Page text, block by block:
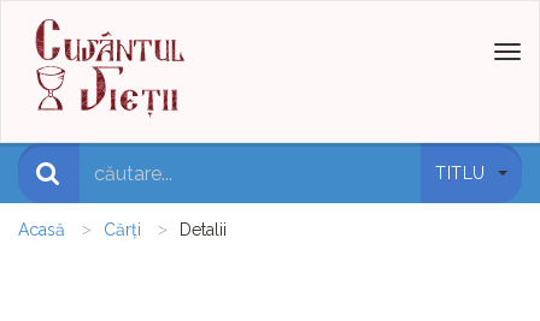
TITLU
Acasă Cărți Detalii